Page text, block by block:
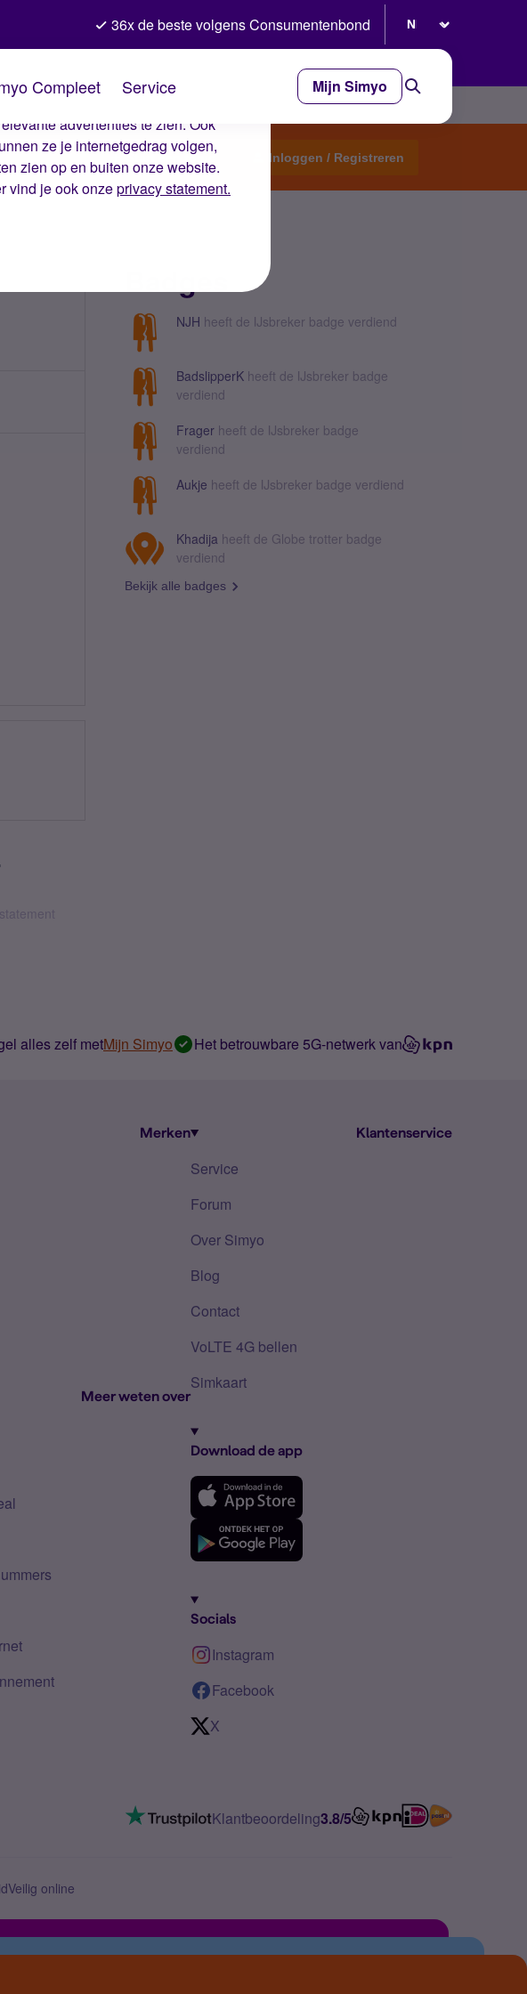
wij ervoor dat je ervaring op de
advertenties te zien. Ook
ze je internetgedrag volgen,
zien op en buiten onze website.
vind je ook onzeprivacy statement.
36x de beste volgens Consumentenbond
Compleet Service Mijn Simyo
Start een topic Inloggen / Registreren
NJH heeft de IJsbreker badge verdiend
BadslipperK heeft de IJsbreker badge
verdiend
Frager heeft de IJsbreker badge
verdiend
Aukje heeft de IJsbreker badge verdiend
Khadija heeft de Globe trotter badge
verdiend
Bekijk alle badges
alles zelf metMijn Simyo Het betrouwbare 5G-netwerk van
Merken
Meer weten over
Klantenservice
Service
Forum
Over Simyo
Blog
Contact
VoLTE 4G bellen
Simkaart
Download de app
Socials
Instagram
Facebook
X
Klantbeoordeling3.8/5
Veilig online